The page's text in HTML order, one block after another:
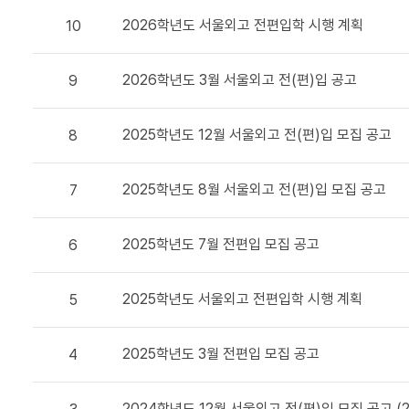
10 2026학년도 서울외고 전편입학 시행 계획
9 2026학년도 3월 서울외고 전(편)입 공고
8 2025학년도 12월 서울외고 전(편)입 모집 공고
7 2025학년도 8월 서울외고 전(편)입 모집 공고
6 2025학년도 7월 전편입 모집 공고
5 2025학년도 서울외고 전편입학 시행 계획
4 2025학년도 3월 전편입 모집 공고